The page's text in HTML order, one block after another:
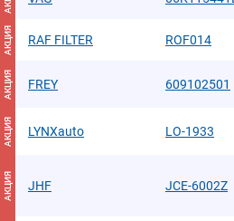
АКЦИЯ RAF FILTER ROF014
АКЦИЯ FREY 609102501
АКЦИЯ LYNXauto LO-1933
АКЦИЯ JHF JCE-6002Z